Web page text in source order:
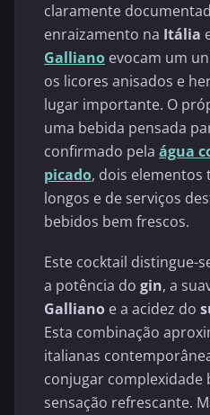
claramente
enraizamento na Itália
Galliano evocam um
os licores anisados e
lugar importante. O
uma bebida pensada
confirmado pela água
picado, dois elementos
longos e de serviços
bebidos bem frescos.
Este cocktail distingue-
a potência do gin, a
Galliano e a acidez do
Esta combinação
italianas
conjugar complexidade
sensação refrescante.